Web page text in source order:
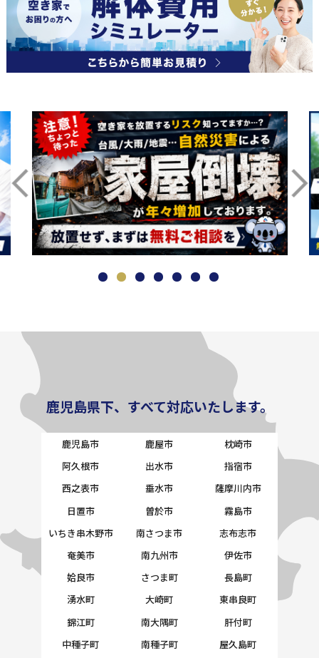
鹿児島県下、すべて対応いたします。
鹿児島市 鹿屋市
枕崎市
阿久根市
出水市
指宿市
西之表市
垂水市
薩摩川内市
日置市
曽於市
霧島市
いちき串木野市
南さつま市
志布志市
奄美市
南九州市
伊佐市
姶良市
さつま町
長島町
湧水町
大崎町
東串良町
錦江町
南大隅町
肝付町
中種子町
南種子町
屋久島町